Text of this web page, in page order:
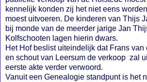
kennelijk konden zij het niet eens
moest uitvoeren. De kinderen van Thijs
bij monde van de meerder jarige Jan
Kolfschooten lagen hierin dwars.
Het Hof beslist uiteindelijk dat Frans van
en schout van Leersum de verkoop zal
eerste akte verder verwoord.
Vanuit een Genealogie standpunt is het